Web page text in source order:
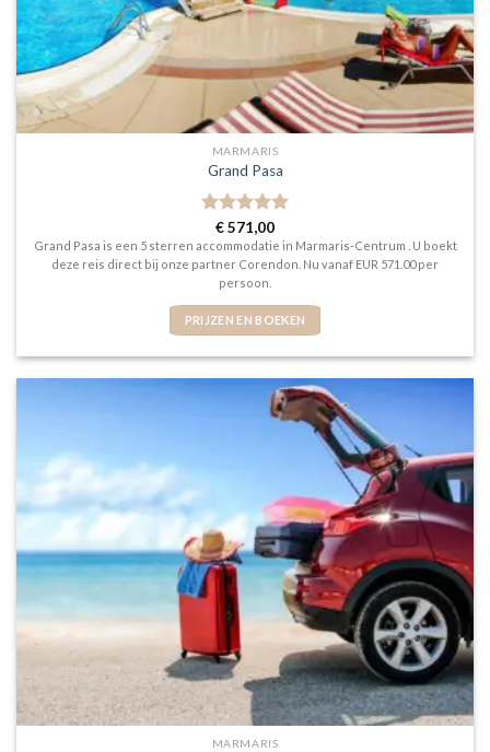
MARMARIS
Grand Pasa
Gewaardeerd
5uit 5
€571,00
Grand Pasa is een 5 sterren accommodatie in Marmaris-Centrum . U boekt
deze reis direct bij onze partner Corendon. Nu vanaf EUR 571.00 per
persoon.
PRIJZEN EN BOEKEN
MARMARIS